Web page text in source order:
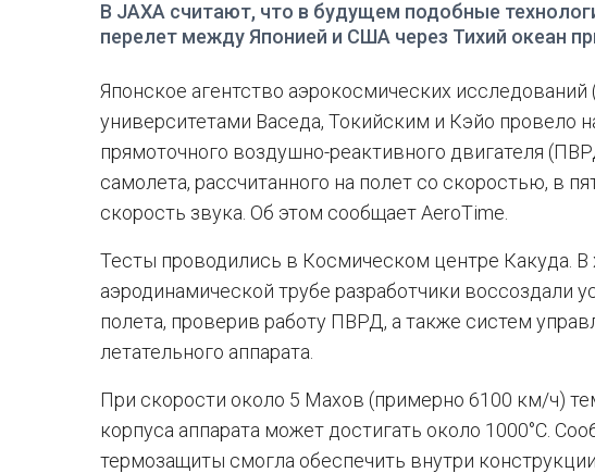
В JAXA считают, что в будущем подобные
перелет между Японией и США через Тихий океан
Японское агентство аэрокосмических исследований
университетами Васеда, Токийским и Кэйо провело
прямоточного воздушно-реактивного двигателя
самолета, рассчитанного на полет со скоростью, в
скорость звука. Об этом сообщает AeroTime.
Тесты проводились в Космическом центре Какуда. В
аэродинамической трубе разработчики воссоздали
полета, проверив работу ПВРД, а также систем
летательного аппарата.
При скорости около 5 Махов (примерно 6100 км/ч)
корпуса аппарата может достигать около 1000°C.
термозащиты смогла обеспечить внутри